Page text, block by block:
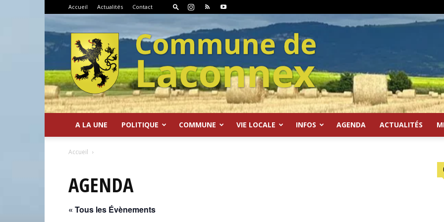
Accueil Actualités Contact
A LA UNE POLITIQUE COMMUNE VIE LOCALE INFOS AGENDA ACTUALITÉS
Accueil
AGENDA
« Tous les Évènements